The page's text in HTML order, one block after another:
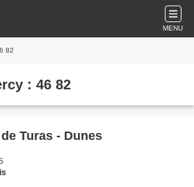
MENU
82
: 46 82
Turas - Dunes